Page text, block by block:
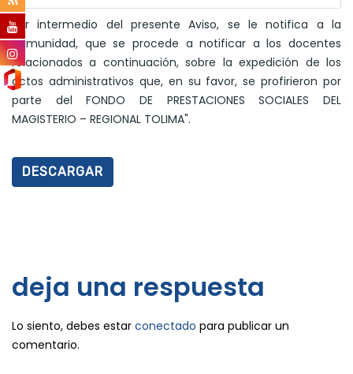
Por intermedio del presente Aviso, se le notifica a la
comunidad, que se procede a notificar a los docentes
relacionados a continuación, sobre la expedición de los
actos administrativos que, en su favor, se profirieron por
parte del FONDO DE PRESTACIONES SOCIALES DEL
MAGISTERIO – REGIONAL TOLIMA".
DESCARGAR
deja una respuesta
Lo siento, debes estar conectado para publicar un
comentario.